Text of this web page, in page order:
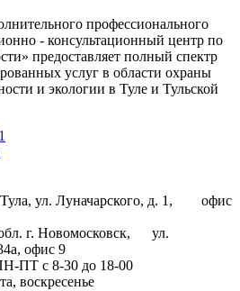
профессионального
- консультационный центр по
предоставляет полный спектр
услуг в области охраны
и экологии в Туле и Тульской
Тула, ул. Луначарского, д. 1, офис
обл. г. Новомосковск, ул.
офис 9
ПТ с 8-30 до 18-00
воскресенье